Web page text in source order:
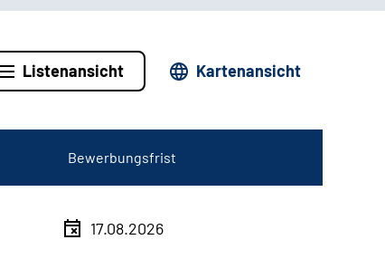
Listenansicht Kartenansicht
Bewerbungsfrist
17.08.2026